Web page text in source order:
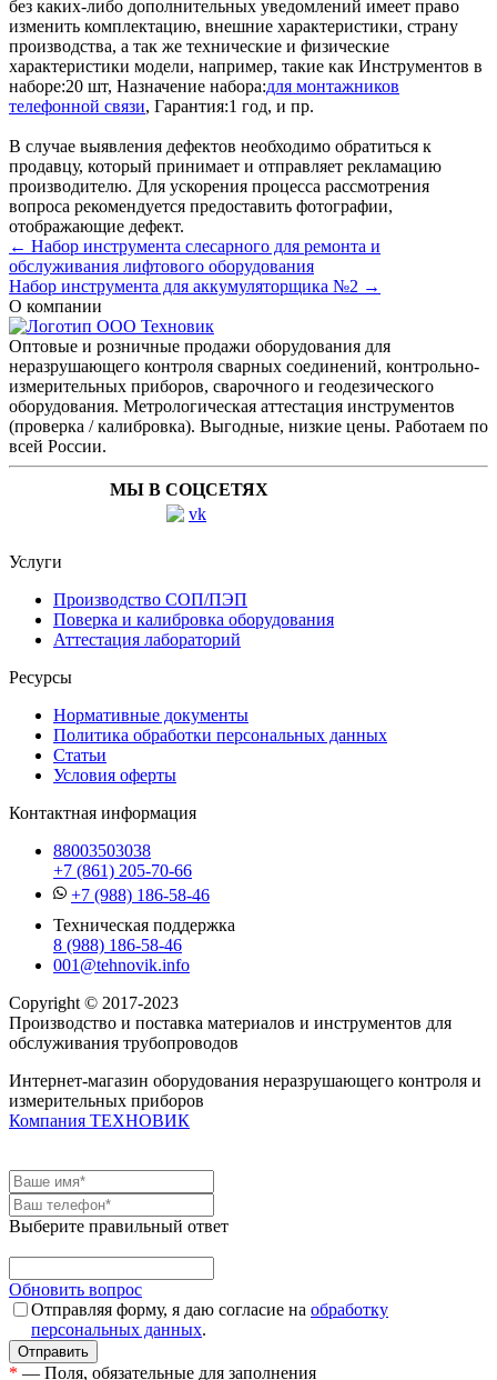
без каких-либо дополнительных уведомлений имеет право
изменить комплектацию, внешние характеристики, страну
производства, а так же технические и физические
характеристики модели, например, такие как Инструментов в
наборе:20 шт, Назначение набора:для монтажников
телефонной связи, Гарантия:1 год, и пр.
В случае выявления дефектов необходимо обратиться к
продавцу, который принимает и отправляет рекламацию
производителю. Для ускорения процесса рассмотрения
вопроса рекомендуется предоставить фотографии,
отображающие дефект.
← Набор инструмента слесарного для ремонта и
обслуживания лифтового оборудования
Набор инструмента для аккумуляторщика №2 →
О компании
Оптовые и розничные продажи оборудования для
неразрушающего контроля сварных соединений, контрольно-
измерительных приборов, сварочного и геодезического
оборудования. Метрологическая аттестация инструментов
(проверка / калибровка). Выгодные, низкие цены. Работаем по
всей России.
МЫ В СОЦСЕТЯХ
Услуги
Производство СОП/ПЭП
Поверка и калибровка оборудования
Аттестация лабораторий
Ресурсы
Нормативные документы
Политика обработки персональных данных
Статьи
Условия оферты
Контактная информация
88003503038
+7 (861) 205-70-66
+7 (988) 186-58-46
Техническая поддержка
8 (988) 186-58-46
001@tehnovik.info
Copyright © 2017-2023
Производство и поставка материалов и инструментов для
обслуживания трубопроводов
Интернет-магазин оборудования неразрушающего контроля и
измерительных приборов
Компания ТЕХНОВИК
Выберите правильный ответ
Обновить вопрос
Отправляя форму, я даю согласие на обработку
персональных данных.
* — Поля, обязательные для заполнения